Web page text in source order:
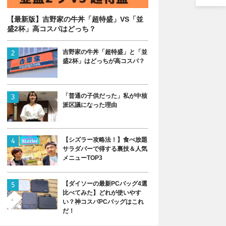
【最新版】吉野家の牛丼「超特盛」VS「並
盛2杯」高コスパはどっち？
吉野家の牛丼「超特盛」と「並
盛2杯」はどっちが高コスパ？
「普通の子供だった」私が中核
派区議になった理由
【シズラー攻略法！】食べ放題
サラダバーで得する裏技＆人気
メニューTOP3
【ダイソーの最新PCバッグ4選
比べてみた】どれが使いやす
い？神コスパPCバッグはこれ
だ！